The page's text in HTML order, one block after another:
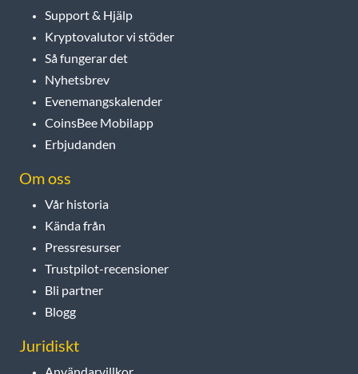
Support & Hjälp
Kryptovalutor vi stöder
Så fungerar det
Nyhetsbrev
Evenemangskalender
CoinsBee Mobilapp
Erbjudanden
Om oss
Vår historia
Kända från
Pressresurser
Trustpilot-recensioner
Bli partner
Blogg
Juridiskt